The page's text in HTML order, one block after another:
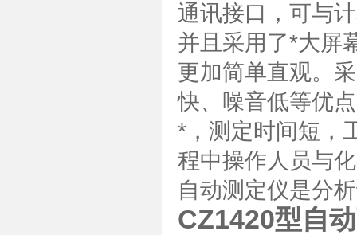
通讯接口，可与
并且采用了*大屏
更加简单直观。
快、噪音低等优
*，测定时间短，
程中操作人员与
自动测定仪是分
CZ1420型自